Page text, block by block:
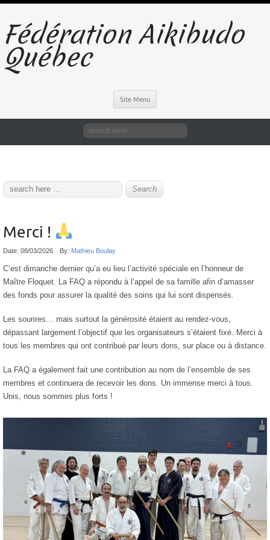
Fédération Aikibudo
Québec
Site Menu
Merci !
Date: 08/03/2026 By: Mathieu Boulay
C’est dimanche dernier qu’a eu lieu l’activité spéciale en l’honneur de
Maître Floquet. La FAQ a répondu à l’appel de sa famille afin d’amasser
des fonds pour assurer la qualité des soins qui lui sont dispensés.
Les sourires… mais surtout la générosité étaient au rendez‑vous,
dépassant largement l’objectif que les organisateurs s’étaient fixé. Merci à
tous les membres qui ont contribué par leurs dons, sur place ou à distance.
La FAQ a également fait une contribution au nom de l’ensemble de ses
membres et continuera de recevoir les dons. Un immense merci à tous.
Unis, nous sommes plus forts !